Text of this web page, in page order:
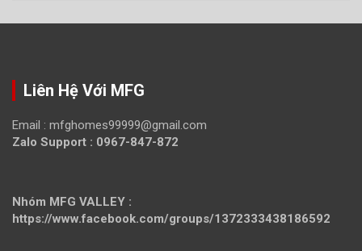
Liên Hệ Với MFG
Email : mfghomes99999@gmail.com
Zalo Support : 0967-847-872
Nhóm MFG VALLEY :
https://www.facebook.com/groups/1372333438186592